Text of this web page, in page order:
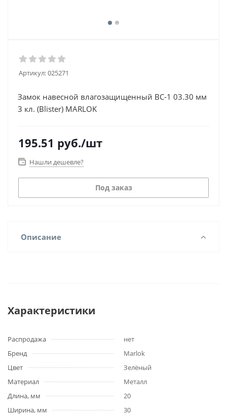
Артикул:025271
Замок навесной влагозащищенный ВС-1 03.30 мм
3 кл. (Blister) MARLOK
195.51 руб./шт
Нашли дешевле?
Под заказ
Описание
Характеристики
Распродажа
нет
Бренд
Marlok
Цвет
Зелёный
Материал
Металл
Длина, мм
20
Ширина, мм
30